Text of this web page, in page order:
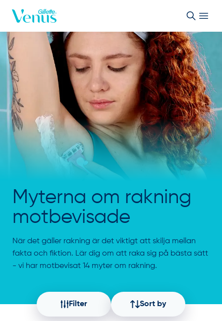
Myterna om rakning
motbevisade
När det gäller rakning är det viktigt att skilja mellan
fakta och fiktion. Lär dig om att raka sig på bästa sätt
- vi har motbevisat 14 myter om rakning.
Filter Sort by